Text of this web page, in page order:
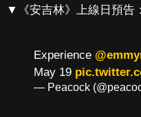
▼《安吉林》上線日預告：
Experience
May 19
— Peacock